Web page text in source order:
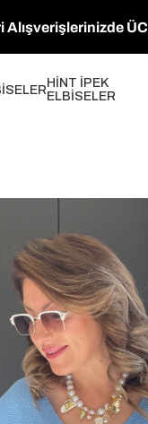
Alışverişlerinizde
HİNT İPEK
ELBİSELER